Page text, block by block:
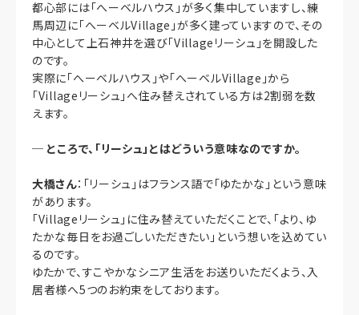
都心部には「へーベルハウス」が多く集中していますし、練
馬周辺に「へーベルVillage」が多く建っていますので、その
中心として上石神井を選び「Villageリーシュ」を開設した
のです。
実際に「へーベルハウス」や「へーベルVillage」から
「Villageリーシュ」へ住み替えされている方は2割弱を数
えます。
─ ところで、「リーシュ」とはどういう意味なのですか。
大橋さん：「リーシュ」はフランス語で「ゆたかな」という意味
があります。
「Villageリーシュ」に住み替えていただくことで、「より、ゆ
たかな毎日をお過ごしいただきたい」という想いを込めてい
るのです。
ゆたかで、すこやかなシニア生活をお送りいただくよう、入
居者様へ5つのお約束をしております。